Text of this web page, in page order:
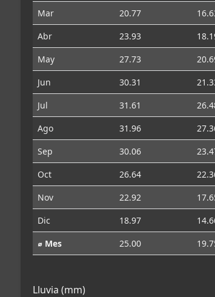
Mar
20.77
Abr
23.93
May
27.73
Jun
30.31
Jul
31.61
Ago
31.96
Sep
30.06
Oct
26.64
Nov
22.92
Dic
18.97
⌀ Mes
25.00
Lluvia (mm)